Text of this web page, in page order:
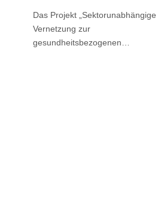
Das Projekt „Sektorunabhängige
Vernetzung zur
gesundheitsbezogenen…